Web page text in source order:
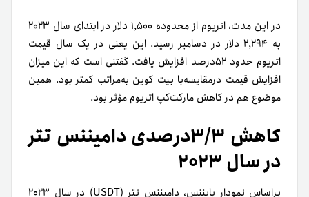
در این مدت، اتریوم از محدوده ۱,۵۰۰ دلار در ابتدای سال ۲۰۲۳
به ۲,۲۹۴ دلار در دسامبر رسید. این یعنی در یک سال قیمت
اتریوم حدود ۵۲درصد افزایش یافت. گفتنی است که این میزان
افزایش قیمت در‌مقایسه‌با بیت کوین به‌مراتب کمتر بود. همین
موضوع هم در کاهش مارکت‌کپ اتریوم مؤثر بود.
کاهش ۳/۳درصدی دامیننس تتر
در سال ۲۰۲۳
براساس نمودار بایننس، دامیننس تتر (USDT) در سال ۲۰۲۳